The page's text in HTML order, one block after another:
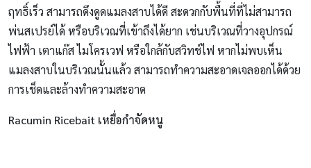
ฤทธิ์เร็ว สามารถดึงดูดแมลงสาบได้ดี สะดวกกับพื้นที่ที่ไม่สามารถ
พ่นสเปรย์ได้ หรือบริเวณที่เข้าถึงได้ยาก เช่นบริเวณที่วางอุปกรณ์
ไฟฟ้า เตาแก๊ส ไมโครเวฟ หรือใกล้กับสวิทช์ไฟ หากไม่พบเห็น
แมลงสาบในบริเวณนั้นแล้ว สามารถทำความสะอาดเจลออกได้ด้วย
การเช็ดและล้างทำความสะอาด
Racumin Ricebait เหยื่อกำจัดหนู